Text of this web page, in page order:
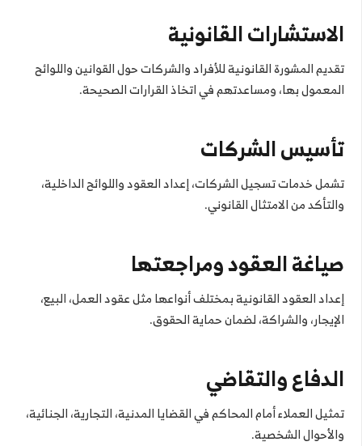
الاستشارات القانونية
تقديم المشورة القانونية للأفراد والشركات حول القوانين واللوائح
المعمول بها، ومساعدتهم في اتخاذ القرارات الصحيحة.
تأسيس الشركات
تشمل خدمات تسجيل الشركات، إعداد العقود واللوائح الداخلية،
والتأكد من الامتثال القانوني.
صياغة العقود ومراجعتها
إعداد العقود القانونية بمختلف أنواعها مثل عقود العمل، البيع،
الإيجار، والشراكة، لضمان حماية الحقوق.
الدفاع والتقاضي
تمثيل العملاء أمام المحاكم في القضايا المدنية، التجارية، الجنائية،
والأحوال الشخصية.